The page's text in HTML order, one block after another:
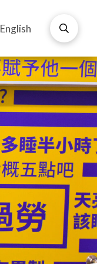
English